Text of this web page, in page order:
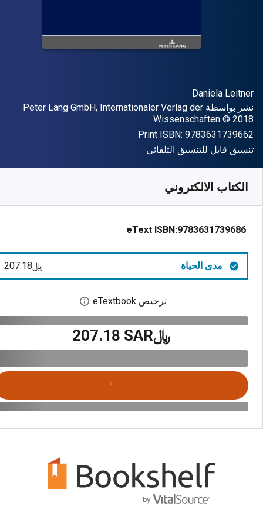
المؤلف (المؤلفون)
Daniela Leitner
الناشر
نشر بواسطة Peter Lang GmbH, Internationaler Verlag der
Wissenschaften
حقوق الطبع والنشر © 2018
Print ISBN: 9783631739662
شكل
تنسيق قابل للتنسيق التلقائي
الكتاب الالكتروني
eText ISBN:9783631739686
مدى الحياة ﷼‎207.18
ترخيص eTextbook افتح مربع حوار
﷼‎207.18 SAR